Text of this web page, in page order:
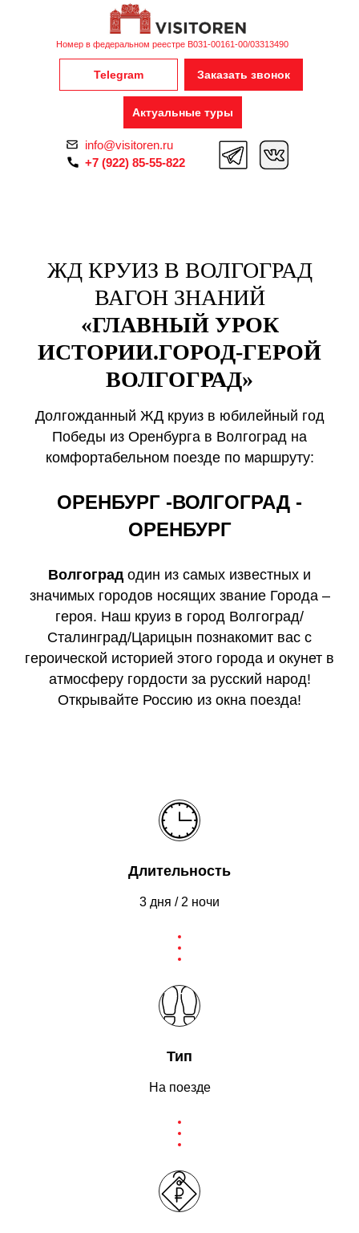
Номер в федеральном реестре В031-00161-00/03313490
Заказать звонок
+7 (922) 85-55-822
Telegram
info@visitoren.ru
Актуальные туры
ЖД КРУИЗ В ВОЛГОГРАД
ВАГОН ЗНАНИЙ
«ГЛАВНЫЙ УРОК
ИСТОРИИ.ГОРОД-ГЕРОЙ
ВОЛГОГРАД»
Долгожданный ЖД круиз в юбилейный год
Победы из Оренбурга в Волгоград на
комфортабельном поезде по маршруту:
ОРЕНБУРГ -ВОЛГОГРАД -
ОРЕНБУРГ
Волгоградодин из самых известных и
значимых городов носящих звание Города –
героя. Наш круиз в город Волгоград/
Сталинград/Царицын познакомит вас с
героической историей этого города и окунет в
атмосферу гордости за русский народ!
Открывайте Россию из окна поезда!
Длительность
3 дня / 2 ночи
Тип
На поезде